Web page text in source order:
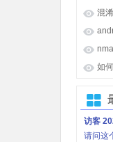
如
访客
请问这